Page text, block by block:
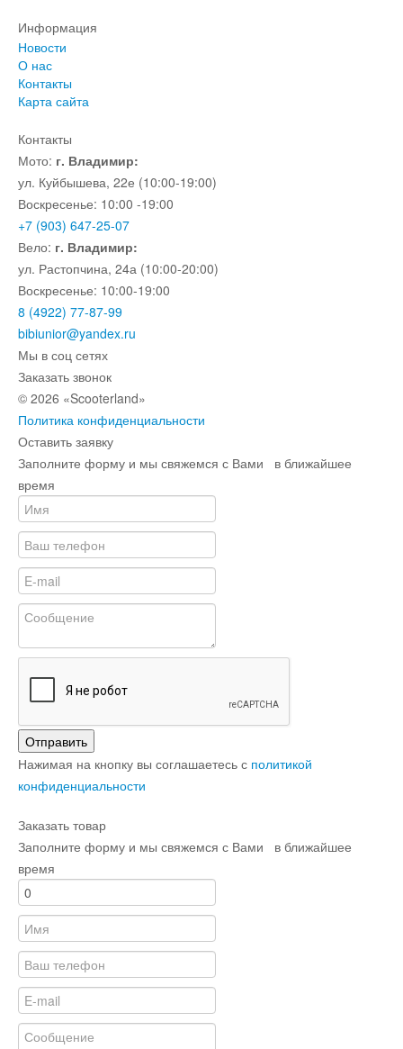
Информация
Новости
О нас
Контакты
Карта сайта
Контакты
Мото: г. Владимир:
ул. Куйбышева, 22е (10:00-19:00)
Воскресенье: 10:00 -19:00
+7 (903) 647-25-07
Вело: г. Владимир:
ул. Растопчина, 24а (10:00-20:00)
Воскресенье: 10:00-19:00
8 (4922) 77-87-99
bibiunior@yandex.ru
Мы в соц сетях
Заказать звонок
© 2026 «Scooterland»
Политика конфиденциальности
Оставить заявку
Заполните форму и мы свяжемся с Вами в ближайшее
время
Отправить
Нажимая на кнопку вы соглашаетесь с политикой
конфиденциальности
Заказать товар
Заполните форму и мы свяжемся с Вами в ближайшее
время